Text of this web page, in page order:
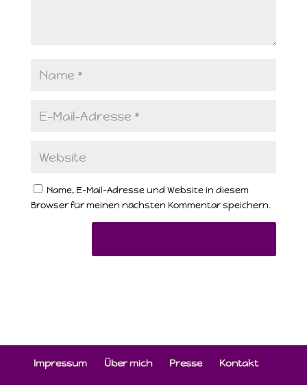
Name, E-Mail-Adresse und Website in diesem
Browser für meinen nächsten Kommentar speichern.
Impressum Über mich Presse Kontakt